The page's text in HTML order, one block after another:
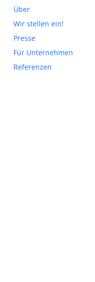
Über
Wir stellen ein!
Presse
Für Unternehmen
Referenzen